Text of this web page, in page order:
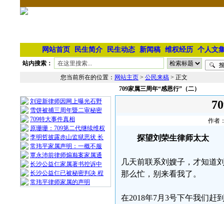
网站首页 民生简介 民生动态 新闻稿 维权经历 个人文
站内搜索：
您当前所在的位置： 网站主页 > 公民来稿 > 正文
刘迎新律师因网上曝光石野
雪饼被捕三周年暨二审秘密
709特大事件真相
原珊珊：709第二代继续维权
李明哲披露赤山监狱恶状 长
常玮平家属声明：一概不服
覃永沛前律师煽巅案家属通
长沙公益仨家属著书控诉中
长沙公益仨已被秘密判决 程
常玮平律师家属的声明
709家属三周年“感恩行”（二）
作者
探望刘荣生律师太太
几天前联系刘嫂子，才知道
那么忙，别来看我了。
在2018年7月3号下午我们赶